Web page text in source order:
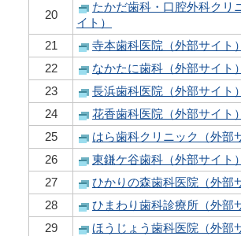
20
たかだ歯科・口腔外科クリ
イト）
21 寺本歯科医院（外部サイト）
22
なかたに歯科（外部サイト）
23
長浜歯科医院（外部サイト）
24
花香歯科医院（外部サイト）
25
はら歯科クリニック（外部
26
東鎌ケ谷歯科（外部サイト）
27
ひかりの森歯科医院（外部
28
ひまわり歯科診療所（外部
29
ほうじょう歯科医院（外部